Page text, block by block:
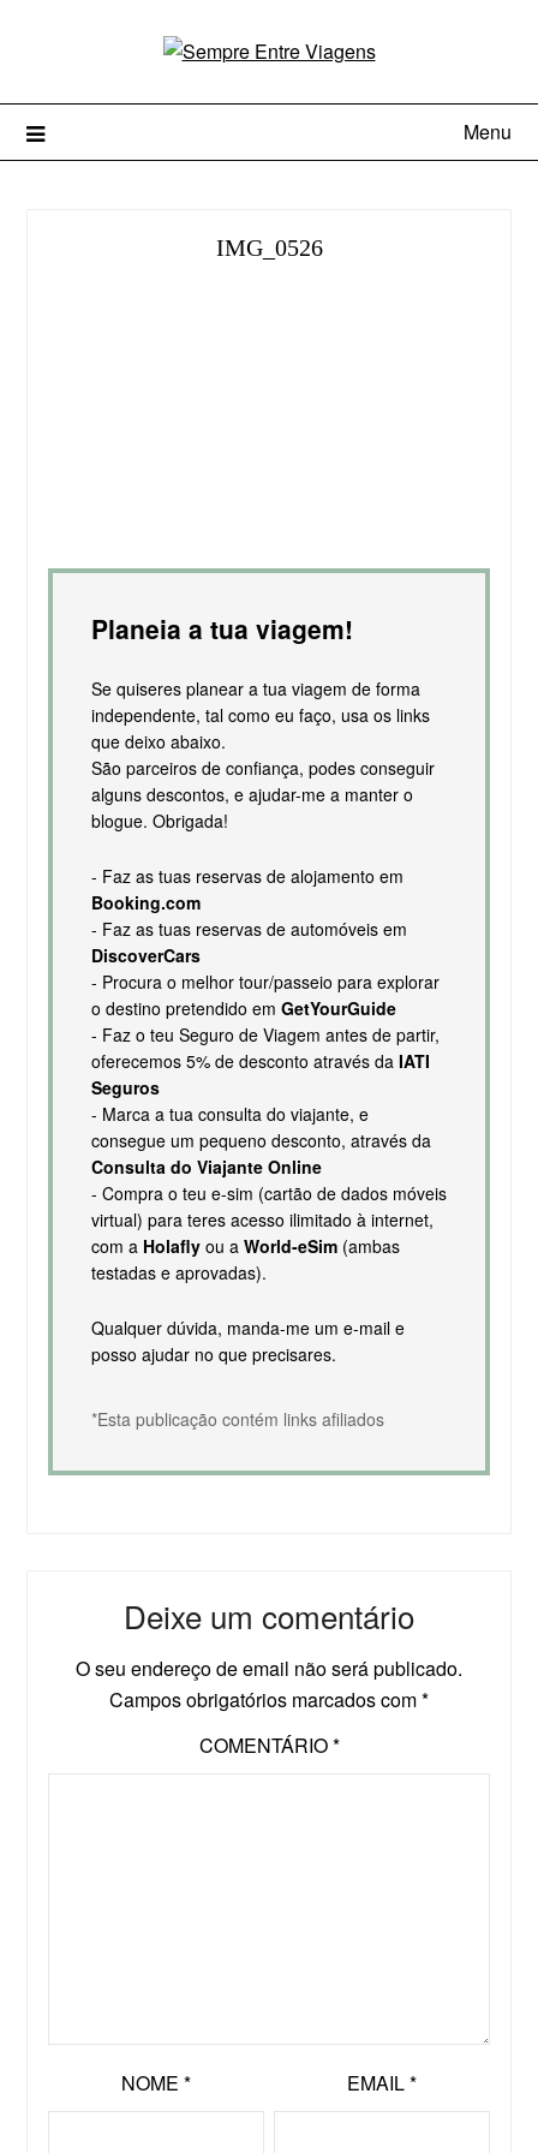
Menu
IMG_0526
Planeia a tua viagem!
Se quiseres planear a tua viagem de forma
independente, tal como eu faço, usa os links
que deixo abaixo.
São parceiros de confiança, podes conseguir
alguns descontos, e ajudar-me a manter o
blogue. Obrigada!
- Faz as tuas reservas de alojamento em
Booking.com
- Faz as tuas reservas de automóveis em
DiscoverCars
- Procura o melhor tour/passeio para explorar
o destino pretendido em GetYourGuide
- Faz o teu Seguro de Viagem antes de partir,
oferecemos 5% de desconto através da IATI
Seguros
- Marca a tua consulta do viajante, e
consegue um pequeno desconto, através da
Consulta do Viajante Online
- Compra o teu e-sim (cartão de dados móveis
virtual) para teres acesso ilimitado à internet,
com a Holaflyou a World-eSim(ambas
testadas e aprovadas).
Qualquer dúvida, manda-me um e-mail e
posso ajudar no que precisares.
*Esta publicação contém links afiliados
Deixe um comentário
O seu endereço de email não será publicado.
Campos obrigatórios marcados com*
COMENTÁRIO*
NOME * EMAIL*